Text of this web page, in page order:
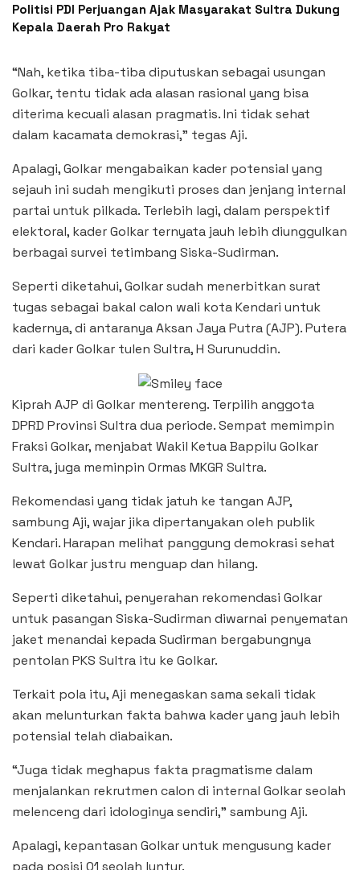
Politisi PDI Perjuangan Ajak Masyarakat Sultra Dukung
Kepala Daerah Pro Rakyat
“Nah, ketika tiba-tiba diputuskan sebagai usungan
Golkar, tentu tidak ada alasan rasional yang bisa
diterima kecuali alasan pragmatis. Ini tidak sehat
dalam kacamata demokrasi,” tegas Aji.
Apalagi, Golkar mengabaikan kader potensial yang
sejauh ini sudah mengikuti proses dan jenjang internal
partai untuk pilkada. Terlebih lagi, dalam perspektif
elektoral, kader Golkar ternyata jauh lebih diunggulkan
berbagai survei tetimbang Siska-Sudirman.
Seperti diketahui, Golkar sudah menerbitkan surat
tugas sebagai bakal calon wali kota Kendari untuk
kadernya, di antaranya Aksan Jaya Putra (AJP). Putera
dari kader Golkar tulen Sultra, H Surunuddin.
Kiprah AJP di Golkar mentereng. Terpilih anggota
DPRD Provinsi Sultra dua periode. Sempat memimpin
Fraksi Golkar, menjabat Wakil Ketua Bappilu Golkar
Sultra, juga meminpin Ormas MKGR Sultra.
Rekomendasi yang tidak jatuh ke tangan AJP,
sambung Aji, wajar jika dipertanyakan oleh publik
Kendari. Harapan melihat panggung demokrasi sehat
lewat Golkar justru menguap dan hilang.
Seperti diketahui, penyerahan rekomendasi Golkar
untuk pasangan Siska-Sudirman diwarnai penyematan
jaket menandai kepada Sudirman bergabungnya
pentolan PKS Sultra itu ke Golkar.
Terkait pola itu, Aji menegaskan sama sekali tidak
akan melunturkan fakta bahwa kader yang jauh lebih
potensial telah diabaikan.
“Juga tidak meghapus fakta pragmatisme dalam
menjalankan rekrutmen calon di internal Golkar seolah
melenceng dari idologinya sendiri,” sambung Aji.
Apalagi, kepantasan Golkar untuk mengusung kader
pada posisi 01 seolah luntur.